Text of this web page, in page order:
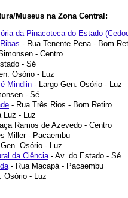
Museus na Zona Central:
da Pinacoteca do Estado
- Rua Tenente Pena - Bom
- Centro
- Sé
Osório - Luz
Mindlin - Largo Gen. Osório - Luz
- Sé
- Rua Três Rios - Bom Retiro
Luz - Luz
Ramos de Azevedo - Centro
Miller - Pacaembu
Osório - Luz
da Ciência- Av. do Estado - Sé
- Rua Macapá - Pacaembu
Osório - Luz